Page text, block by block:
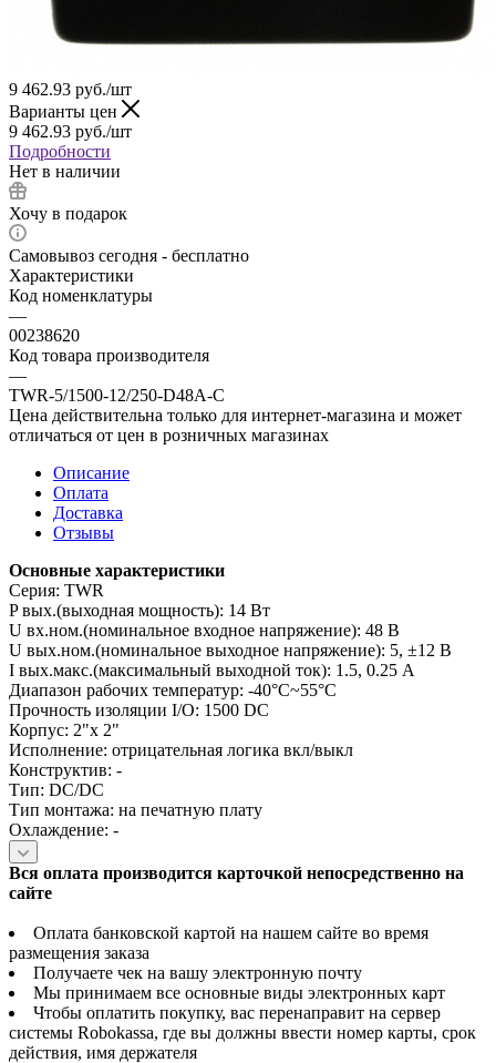
9 462.93 руб./шт
Варианты цен
9 462.93 руб./шт
Подробности
Нет в наличии
Хочу в подарок
Самовывоз сегодня - бесплатно
Характеристики
Код номенклатуры
—
00238620
Код товара производителя
—
TWR-5/1500-12/250-D48A-C
Цена действительна только для интернет-магазина и может
отличаться от цен в розничных магазинах
Описание
Оплата
Доставка
Отзывы
Основные характеристики
Серия: TWR
P вых.(выходная мощность): 14 Вт
U вх.ном.(номинальное входное напряжение): 48 В
U вых.ном.(номинальное выходное напряжение): 5, ±12 В
I вых.макс.(максимальный выходной ток): 1.5, 0.25 А
Диапазон рабочих температур: -40°C~55°C
Прочность изоляции I/O: 1500 DC
Корпус: 2"x 2"
Исполнение: отрицательная логика вкл/выкл
Конструктив: -
Тип: DC/DC
Тип монтажа: на печатную плату
Охлаждение: -
Вся оплата производится карточкой непосредственно на
сайте
Оплата банковской картой на нашем сайте во время
размещения заказа
Получаете чек на вашу электронную почту
Мы принимаем все основные виды электронных карт
Чтобы оплатить покупку, вас перенаправит на сервер
системы Robokassa, где вы должны ввести номер карты, срок
действия, имя держателя